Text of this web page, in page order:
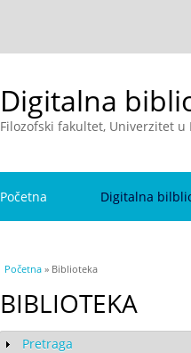
Digitalna
Filozofski fakultet, Univerzitet u
Početna Digitalna
You are here
Početna » Biblioteka
BIBLIOTEKA
Show
Pretraga